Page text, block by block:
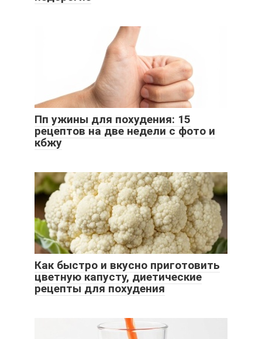
Пп ужины для похудения: 15
рецептов на две недели с фото и
кбжу
Как быстро и вкусно приготовить
цветную капусту, диетические
рецепты для похудения